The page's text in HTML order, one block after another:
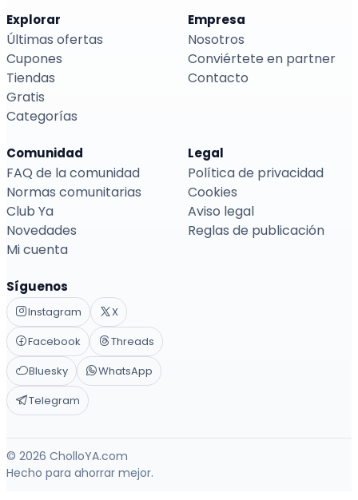
Explorar
Últimas ofertas
Cupones
Tiendas
Gratis
Categorías
Empresa
Nosotros
Conviértete en partner
Contacto
Comunidad
FAQ de la comunidad
Normas comunitarias
Club Ya
Novedades
Mi cuenta
Legal
Política de privacidad
Cookies
Aviso legal
Reglas de publicación
Síguenos
Instagram
X
Facebook
Threads
Bluesky
WhatsApp
Telegram
© 2026 CholloYA.com
Hecho para ahorrar mejor.